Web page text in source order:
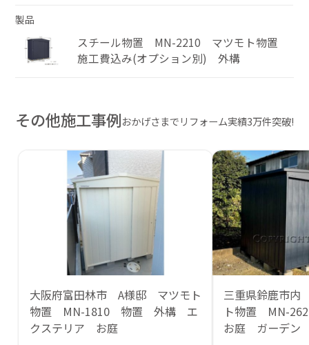
製品
スチール物置 MN-2210 マツモト物置
施工費込み(オプション別) 外構
その他施工事例おかげさまでリフォーム実績3万件突破!
大阪府富田林市 A様邸 マツモト
物置 MN-1810 物置 外構 エ
クステリア お庭
三重県鈴鹿市
ト物置 MN-
お庭 ガーデン